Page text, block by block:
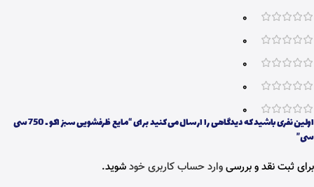
0
0
0
0
0
اولین نفری باشید که دیدگاهی را ارسال می کنید برای “مایع ظرفشویی سبز اکو ـ 750 سی
سی”
برای ثبت نقد و بررسیوارد حساب کاربری خودشوید.